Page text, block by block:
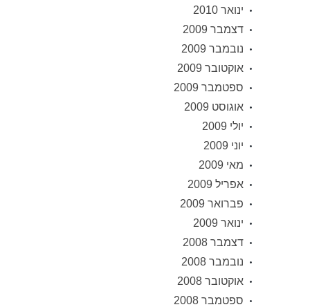
ינואר 2010
דצמבר 2009
נובמבר 2009
אוקטובר 2009
ספטמבר 2009
אוגוסט 2009
יולי 2009
יוני 2009
מאי 2009
אפריל 2009
פברואר 2009
ינואר 2009
דצמבר 2008
נובמבר 2008
אוקטובר 2008
ספטמבר 2008